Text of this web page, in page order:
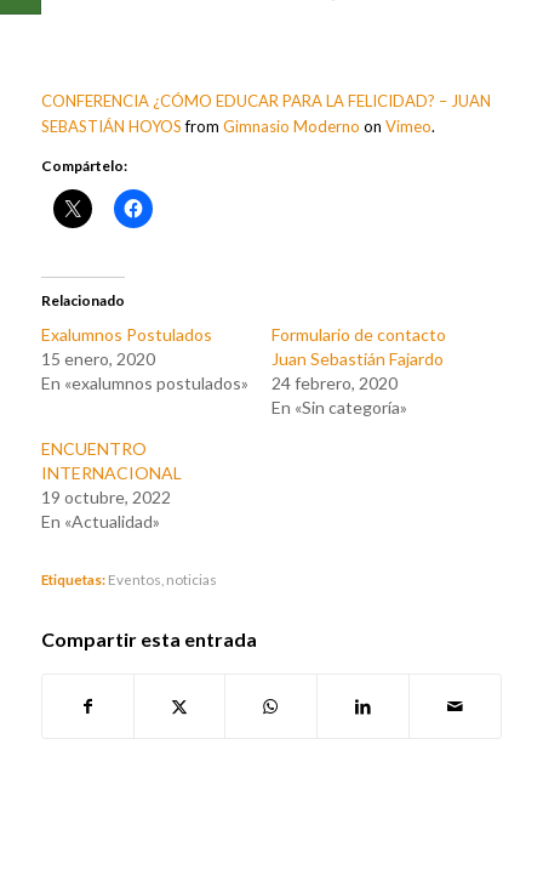
CONFERENCIA ¿CÓMO EDUCAR PARA LA FELICIDAD? – JUAN
SEBASTIÁN HOYOSfrom Gimnasio Moderno on Vimeo.
Compártelo:
Relacionado
Exalumnos Postulados
15 enero, 2020
En «exalumnos postulados»
Formulario de contacto
Juan Sebastián Fajardo
24 febrero, 2020
En «Sin categoría»
ENCUENTRO
INTERNACIONAL
19 octubre, 2022
En «Actualidad»
Etiquetas: Eventos noticias
Compartir esta entrada